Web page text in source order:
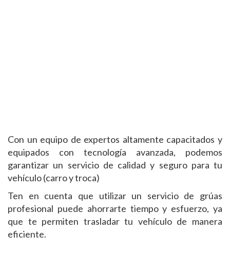
Con un equipo de expertos altamente capacitados y
equipados con tecnología avanzada, podemos
garantizar un servicio de calidad y seguro para tu
vehículo (carro y troca)
Ten en cuenta que utilizar un servicio de grúas
profesional puede ahorrarte tiempo y esfuerzo, ya
que te permiten trasladar tu vehículo de manera
eficiente.